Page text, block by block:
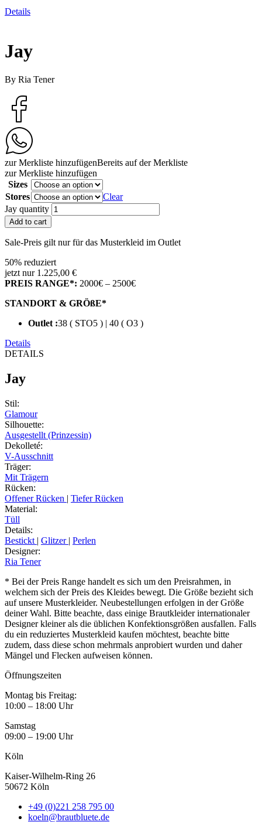
Details
Jay
By Ria Tener
zur Merkliste hinzufügenBereits auf der Merkliste
zur Merkliste hinzufügen
Sizes
Stores
Clear
Jay quantity
Add to cart
Sale-Preis gilt nur für das Musterkleid im Outlet
50% reduziert
jetzt nur 1.225,00 €
PREIS RANGE*: 2000€ – 2500€
STANDORT & GRÖßE*
Outlet :38 ( STO5 ) | 40 ( O3 )
Details
DETAILS
Jay
Stil:
Glamour
Silhouette:
Ausgestellt (Prinzessin)
Dekolleté:
V-Ausschnitt
Träger:
Mit Trägern
Rücken:
Offener Rücken | Tiefer Rücken
Material:
Tüll
Details:
Bestickt | Glitzer | Perlen
Designer:
Ria Tener
* Bei der Preis Range handelt es sich um den Preisrahmen, in
welchem sich der Preis des Kleides bewegt. Die Größe bezieht sich
auf unsere Musterkleider. Neubestellungen erfolgen in der Größe
deiner Wahl. Bitte beachte, dass einige Brautkleider internationaler
Designer kleiner als die üblichen Konfektionsgrößen ausfallen. Falls
du ein reduziertes Musterkleid kaufen möchtest, beachte bitte
zudem, dass diese schon mehrmals anprobiert wurden und daher
Mängel und Flecken aufweisen können.
Öffnungszeiten
Montag bis Freitag:
10:00 – 18:00 Uhr
Samstag
09:00 – 19:00 Uhr
Köln
Kaiser-Wilhelm-Ring 26
50672 Köln
+49 (0)221 258 795 00
koeln@brautbluete.de